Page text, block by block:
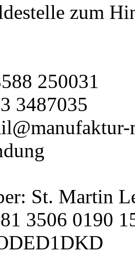
zum
250031
3487035
St. Martin
3506 0190